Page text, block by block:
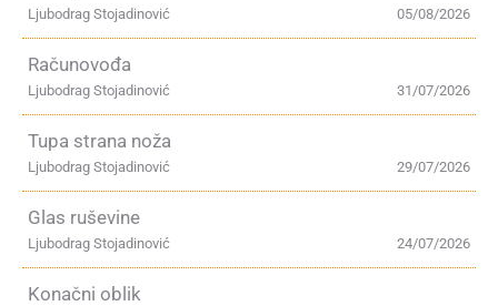
05/08/2026
Ljubodrag Stojadinović
Računovođa
31/07/2026
Ljubodrag Stojadinović
Tupa strana noža
29/07/2026
Ljubodrag Stojadinović
Glas ruševine
24/07/2026
Ljubodrag Stojadinović
Konačni oblik